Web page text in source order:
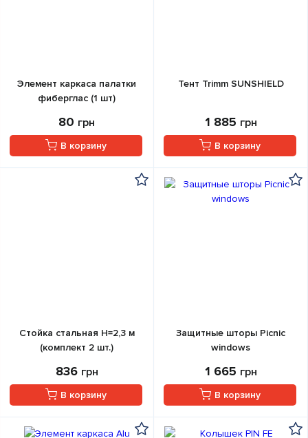
Элемент каркаса палатки
фиберглас (1 шт)
80 грн
В корзину
Тент Trimm SUNSHIELD
1 885 грн
В корзину
Стойка стальная Н=2,3 м
(комплект 2 шт.)
836 грн
В корзину
Защитные шторы Picnic
windows
1 665 грн
В корзину